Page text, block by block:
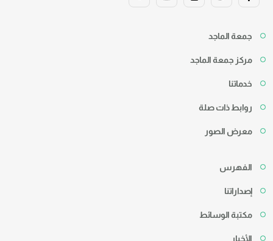
جمعة الماجد
مركز جمعة الماجد
خدماتنا
روابط ذات صلة
معرض الصور
الفهرس
إصداراتنا
مكتبة الوسائط
الأخبار